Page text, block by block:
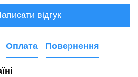
відгук
Оплата Повернення